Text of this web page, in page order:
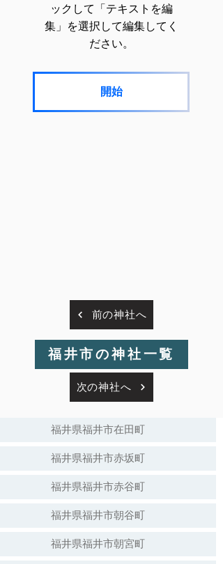
ックして「テキストを編
集」を選択して編集してく
ださい。
開始
前の神社へ
福井市の神社一覧
次の神社へ
福井県福井市在田町
福井県福井市赤坂町
福井県福井市赤谷町
福井県福井市朝谷町
福井県福井市朝宮町